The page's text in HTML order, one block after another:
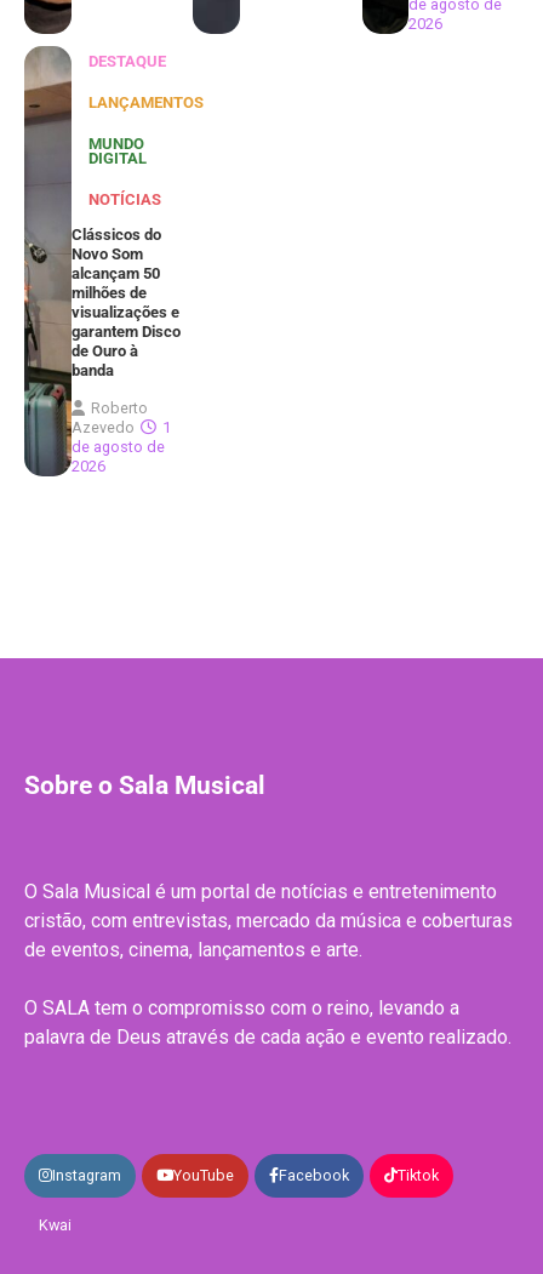
de agosto de
2026
DESTAQUE
LANÇAMENTOS
MUNDO
DIGITAL
NOTÍCIAS
Clássicos do
Novo Som
alcançam 50
milhões de
visualizações e
garantem Disco
de Ouro à
banda
Roberto
Azevedo
1
de agosto de
2026
Sobre o Sala Musical
O Sala Musical é um portal de notícias e entretenimento
cristão, com entrevistas, mercado da música e coberturas
de eventos, cinema, lançamentos e arte.
O SALA tem o compromisso com o reino, levando a
palavra de Deus através de cada ação e evento realizado.
Instagram YouTube Facebook Tiktok
Kwai